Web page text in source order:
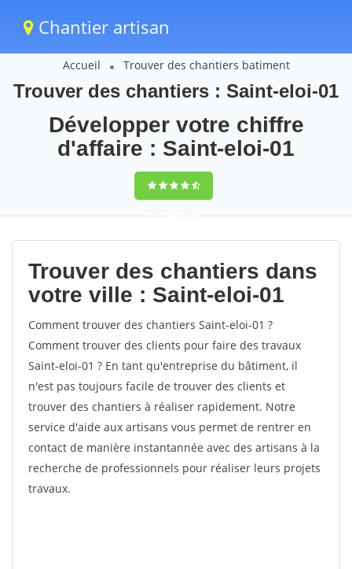
Chantier artisan
Accueil Trouver des chantiers batiment
Trouver des chantiers : Saint-eloi-01
Développer votre chiffre
d'affaire : Saint-eloi-01
9,5(100%)63
votes
Trouver des chantiers dans
votre ville : Saint-eloi-01
Comment trouver des chantiers Saint-eloi-01 ?
Comment trouver des clients pour faire des travaux
Saint-eloi-01 ? En tant qu'entreprise du bâtiment, il
n'est pas toujours facile de trouver des clients et
trouver des chantiers à réaliser rapidement. Notre
service d'aide aux artisans vous permet de rentrer en
contact de manière instantannée avec des artisans à la
recherche de professionnels pour réaliser leurs projets
travaux.